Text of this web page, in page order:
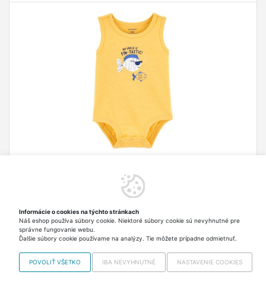
Všetky modely značky Carter&#39;s sú vyrobené
zo super mäkkej bavlny a množstvom lásky.
7,10 €
v utorok
Do košíka
Informácie o cookies na týchto stránkach
Náš eshop používa súbory cookie. Niektoré súbory cookie sú nevyhnutné pre
správne fungovanie webu.
Ďalšie súbory cookie používame na analýzy. Tie môžete prípadne odmietnuť.
POVOLIŤ VŠETKO IBA NEVYHNUTNÉ NASTAVENIE COOKIES